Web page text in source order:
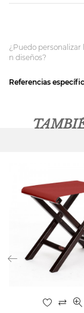
¿Puedo personalizar
n diseños?
Referencias